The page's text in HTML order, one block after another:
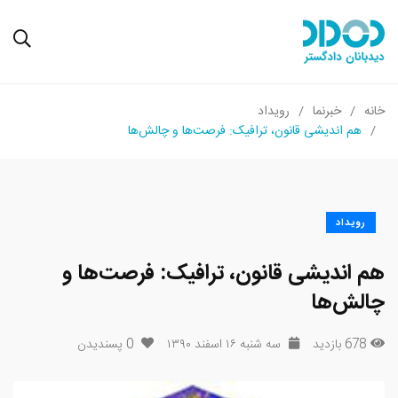
رویداد
قانون، ترافیک: فرصت‌ها و چالش‌ها
قانون، ترافیک: فرصت‌ها و
سه شنبه ۱۶ اسفند ۱۳۹۰ 0پسندیدن